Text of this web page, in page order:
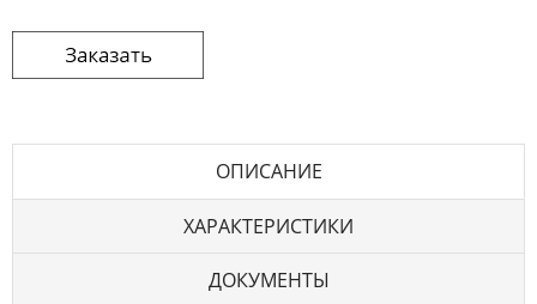
ОПИСАНИЕ
ХАРАКТЕРИСТИКИ
ДОКУМЕНТЫ